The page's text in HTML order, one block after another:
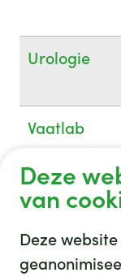
Urologie
Vaatlab
Deze
van
Deze